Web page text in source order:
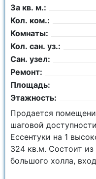
За кв. м.:
Кол. ком.:
Комнаты:
Кол. сан. уз.:
Сан. узел:
Ремонт:
Площадь:
Этажность:
Продается
шаговой
Ессентуки на 1
324 кв.м. Состоит
большого холла,